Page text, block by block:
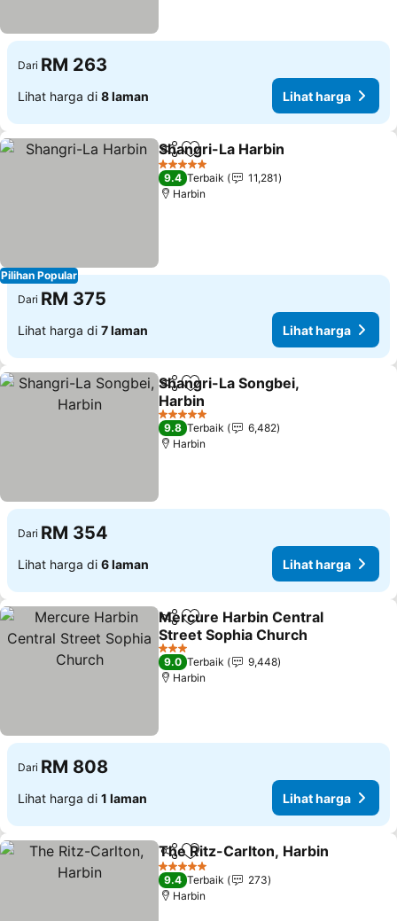
Dari RM 263
Lihat harga di 8 laman Lihat harga
Pilihan Popular
KongsiTambah ke favorit
Shangri-La Harbin
5 Bintang
9.4 Terbaik
11,281
Harbin
Dari RM 375
Lihat harga di 7 laman Lihat harga
KongsiTambah ke favorit
Shangri-La Songbei,
Harbin
5 Bintang
9.8 Terbaik
6,482
Harbin
Dari RM 354
Lihat harga di 6 laman Lihat harga
KongsiTambah ke favorit
Mercure Harbin Central
Street Sophia Church
3 Bintang
9.0 Terbaik
9,448
Harbin
Dari RM 808
Lihat harga di 1 laman Lihat harga
KongsiTambah ke favorit
The Ritz-Carlton, Harbin
5 Bintang
9.4 Terbaik
273
Harbin